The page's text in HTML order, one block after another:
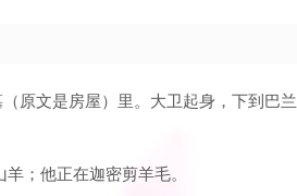
原文是房屋）里。大卫起身，下到巴兰
；他正在迦密剪羊毛。